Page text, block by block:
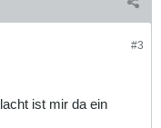
#3
ist mir da ein